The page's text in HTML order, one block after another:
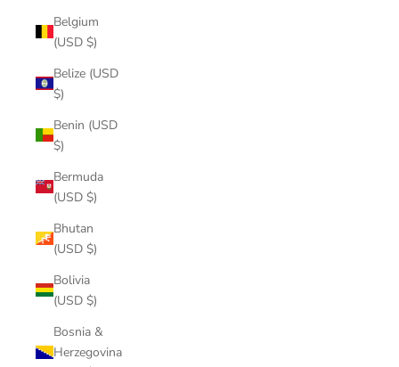
Belgium
(USD $)
Belize (USD
$)
Benin (USD
$)
Bermuda
(USD $)
Bhutan
(USD $)
Bolivia
(USD $)
Bosnia &
Herzegovina